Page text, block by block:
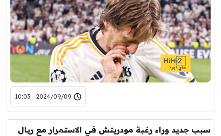
2024/09/09 - 10:03
سبب جديد وراء رغبة مودريتش في الاستمرار مع ريال